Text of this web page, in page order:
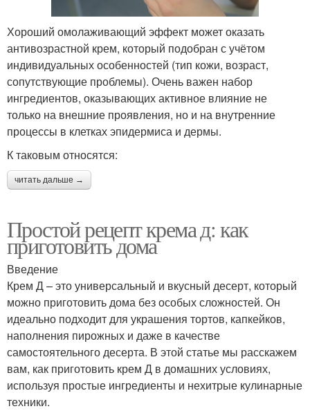
Хороший омолаживающий эффект может оказать
антивозрастной крем, который подобран с учётом
индивидуальных особенностей (тип кожи, возраст,
сопутствующие проблемы). Очень важен набор
ингредиентов, оказывающих активное влияние не
только на внешние проявления, но и на внутренние
процессы в клетках эпидермиса и дермы.
К таковым относятся:
читать дальше →
Простой рецепт крема д: как
приготовить дома
Введение
Крем Д – это универсальный и вкусный десерт, который
можно приготовить дома без особых сложностей. Он
идеально подходит для украшения тортов, капкейков,
наполнения пирожных и даже в качестве
самостоятельного десерта. В этой статье мы расскажем
вам, как приготовить крем Д в домашних условиях,
используя простые ингредиенты и нехитрые кулинарные
техники.